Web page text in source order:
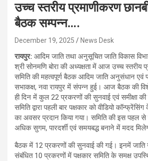
उच्च स्तरीय प्रमाणीकरण
बैठक सम्पन्न….
December 19, 2025 News Desk
रायपुर: आदिम जाति तथा अनुसूचित जाति विकास
श्री सोनमणि बोरा की अध्यक्षता में आज उच्च स्तरीय
समिति की महत्वपूर्ण बैठक आदिम जाति अनुसंधान एवं
सभाकक्ष, नवा रायपुर में संपन्न हुई। आज बैठक की
ही दिन में कुल 22 प्रकरणों की सुनवाई एवं समीक्षा
समिति द्वारा पहली बार पक्षकार को वीडियो
का अवसर प्रदान किया गया। समिति की इस पहल
अधिक सुगम, पारदर्शी एवं समयबद्ध बनाने में मदद
बैठक में 12 प्रकरणों की सुनवाई की गई। इनमें
संबंधित 10 प्रकरणों में पक्षकार समिति के समक्ष